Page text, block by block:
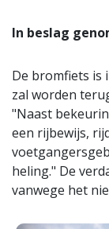
In beslag
De bromfiets is
zal worden
"Naast
een rijbewijs,
heling." De
vanwege het